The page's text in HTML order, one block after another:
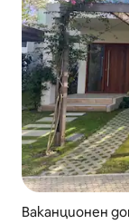
Ваканционен